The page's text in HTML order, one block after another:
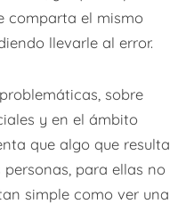
comparta el mismo
llevarle al error.
sobre
y en el ámbito
que algo que resulta
para ellas no
simple como ver una